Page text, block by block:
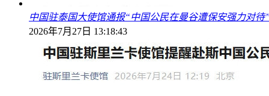
中国驻泰国大使馆通报“中国公民在曼谷遭保安强力对待
2026年7月27日 13:18:43